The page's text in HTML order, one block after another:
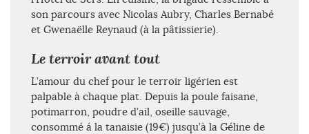
son parcours avec Nicolas Aubry, Charles Bernabé
et Gwenaëlle Reynaud (à la pâtissierie).
Le terroir avant tout
L’amour du chef pour le terroir ligérien est
palpable à chaque plat. Depuis la poule faisane,
potimarron, poudre d’ail, oseille sauvage,
consommé á la tanaisie (19€) jusqu’à la Géline de